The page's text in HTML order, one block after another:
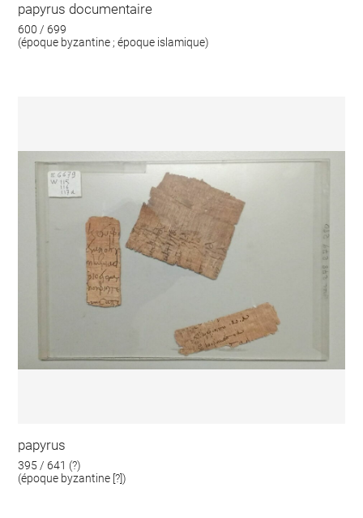
papyrus documentaire
600 / 699
(époque byzantine ; époque islamique)
papyrus
395 / 641 (?)
(époque byzantine [?])